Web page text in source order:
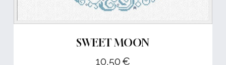
SWEET MOON
10,50€